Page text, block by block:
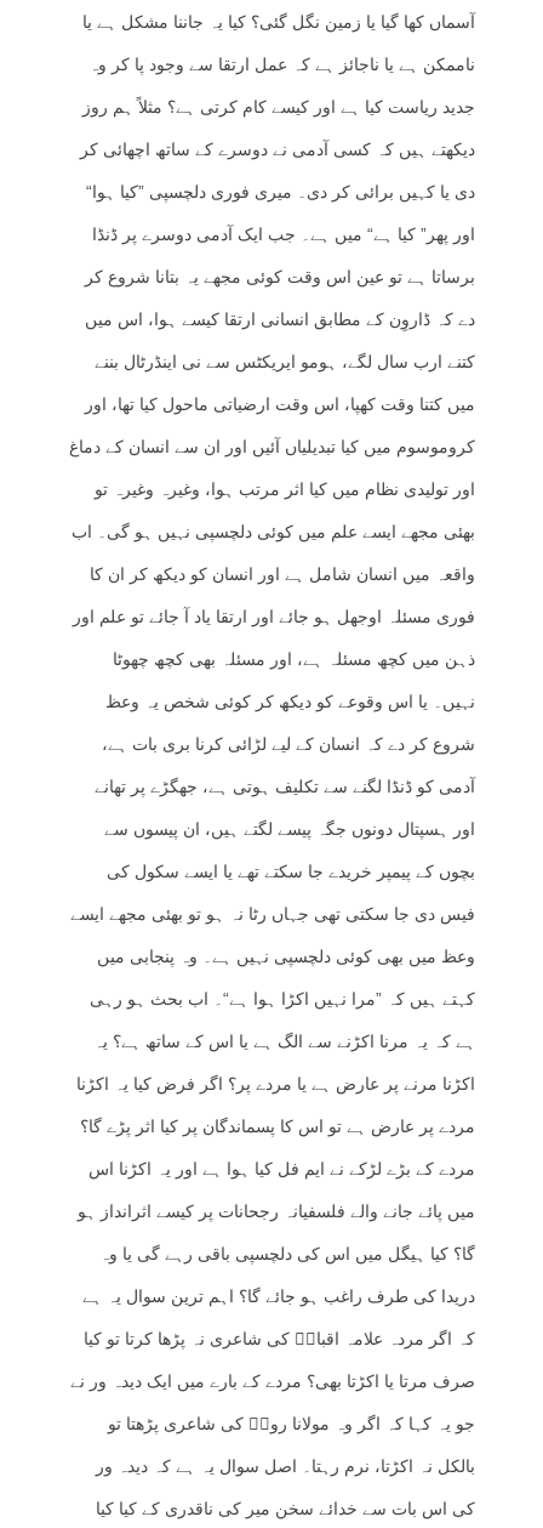
آسماں کھا گیا یا زمین نگل گئی؟ کیا یہ جاننا مشکل ہے یا
ناممکن ہے یا ناجائز ہے کہ عمل ارتقا سے وجود پا کر وہ
جدید ریاست کیا ہے اور کیسے کام کرتی ہے؟ مثلاً ہم روز
دیکھتے ہیں کہ کسی آدمی نے دوسرے کے ساتھ اچھائی کر
دی یا کہیں برائی کر دی۔ میری فوری دلچسپی ”کیا ہوا“
اور پھر” کیا ہے“ میں ہے۔ جب ایک آدمی دوسرے پر ڈنڈا
برساتا ہے تو عین اس وقت کوئی مجھے یہ بتانا شروع کر
دے کہ ڈاروِن کے مطابق انسانی ارتقا کیسے ہوا، اس میں
کتنے ارب سال لگے، ہومو ایریکٹس سے نی اینڈرٹال بننے
میں کتنا وقت کھپا، اس وقت ارضیاتی ماحول کیا تھا، اور
کروموسوم میں کیا تبدیلیاں آئیں اور ان سے انسان کے دماغ
اور تولیدی نظام میں کیا اثر مرتب ہوا، وغیرہ وغیرہ تو
بھئی مجھے ایسے علم میں کوئی دلچسپی نہیں ہو گی۔ اب
واقعہ میں انسان شامل ہے اور انسان کو دیکھ کر ان کا
فوری مسئلہ اوجھل ہو جائے اور ارتقا یاد آ جائے تو علم اور
ذہن میں کچھ مسئلہ ہے، اور مسئلہ بھی کچھ چھوٹا
نہیں۔ یا اس وقوعے کو دیکھ کر کوئی شخص یہ وعظ
شروع کر دے کہ انسان کے لیے لڑائی کرنا بری بات ہے،
آدمی کو ڈنڈا لگنے سے تکلیف ہوتی ہے، جھگڑے پر تھانے
اور ہسپتال دونوں جگہ پیسے لگتے ہیں، ان پیسوں سے
بچوں کے پیمپر خریدے جا سکتے تھے یا ایسے سکول کی
فیس دی جا سکتی تھی جہاں رٹا نہ ہو تو بھئی مجھے ایسے
وعظ میں بھی کوئی دلچسپی نہیں ہے۔ وہ پنجابی میں
کہتے ہیں کہ ”مرا نہیں اکڑا ہوا ہے“۔ اب بحث ہو رہی
ہے کہ یہ مرنا اکڑنے سے الگ ہے یا اس کے ساتھ ہے؟ یہ
اکڑنا مرنے پر عارض ہے یا مردے پر؟ اگر فرض کیا یہ اکڑنا
مردے پر عارض ہے تو اس کا پسماندگان پر کیا اثر پڑے گا؟
مردے کے بڑے لڑکے نے ایم فل کیا ہوا ہے اور یہ اکڑنا اس
میں پائے جانے والے فلسفیانہ رجحانات پر کیسے اثرانداز ہو
گا؟ کیا ہیگل میں اس کی دلچسپی باقی رہے گی یا وہ
دریدا کی طرف راغب ہو جائے گا؟ اہم ترین سوال یہ ہے
کہ اگر مردہ علامہ اقبالؒ کی شاعری نہ پڑھا کرتا تو کیا
صرف مرتا یا اکڑتا بھی؟ مردے کے بارے میں ایک دیدہ ور نے
جو یہ کہا کہ اگر وہ مولانا رومؒ کی شاعری پڑھتا تو
بالکل نہ اکڑتا، نرم رہتا۔ اصل سوال یہ ہے کہ دیدہ ور
کی اس بات سے خدائے سخن میر کی ناقدری کے کیا کیا